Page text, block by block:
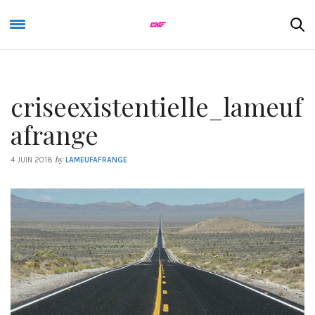
criseexistentielle_lameuf
afrange
4 JUIN 2018 by LAMEUFAFRANGE